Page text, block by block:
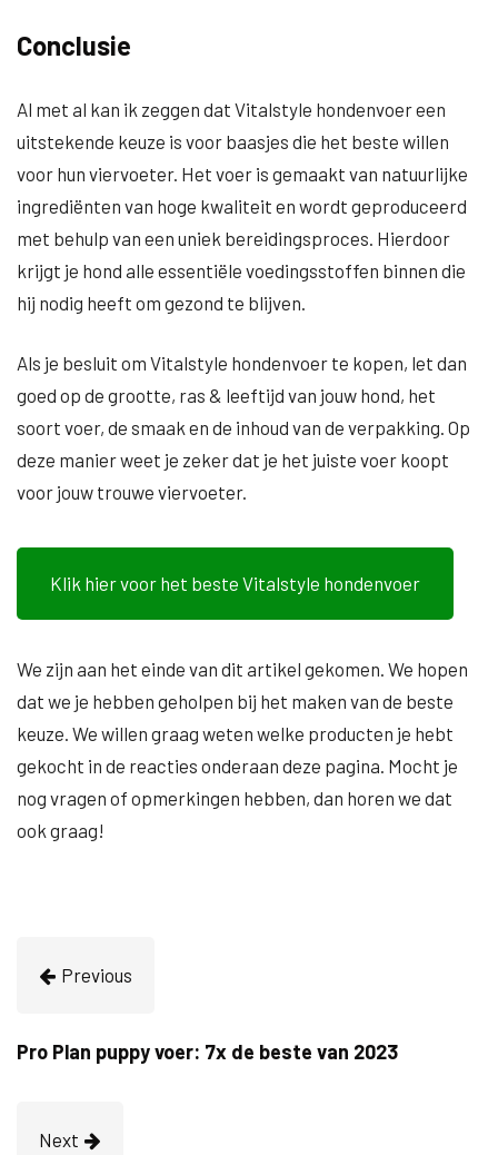
Conclusie
Al met al kan ik zeggen dat Vitalstyle hondenvoer een
uitstekende keuze is voor baasjes die het beste willen
voor hun viervoeter. Het voer is gemaakt van natuurlijke
ingrediënten van hoge kwaliteit en wordt geproduceerd
met behulp van een uniek bereidingsproces. Hierdoor
krijgt je hond alle essentiële voedingsstoffen binnen die
hij nodig heeft om gezond te blijven.
Als je besluit om Vitalstyle hondenvoer te kopen, let dan
goed op de grootte, ras & leeftijd van jouw hond, het
soort voer, de smaak en de inhoud van de verpakking. Op
deze manier weet je zeker dat je het juiste voer koopt
voor jouw trouwe viervoeter.
Klik hier voor het beste Vitalstyle hondenvoer
We zijn aan het einde van dit artikel gekomen. We hopen
dat we je hebben geholpen bij het maken van de beste
keuze. We willen graag weten welke producten je hebt
gekocht in de reacties onderaan deze pagina. Mocht je
nog vragen of opmerkingen hebben, dan horen we dat
ook graag!
Previous
Pro Plan puppy voer: 7x de beste van 2023
Next